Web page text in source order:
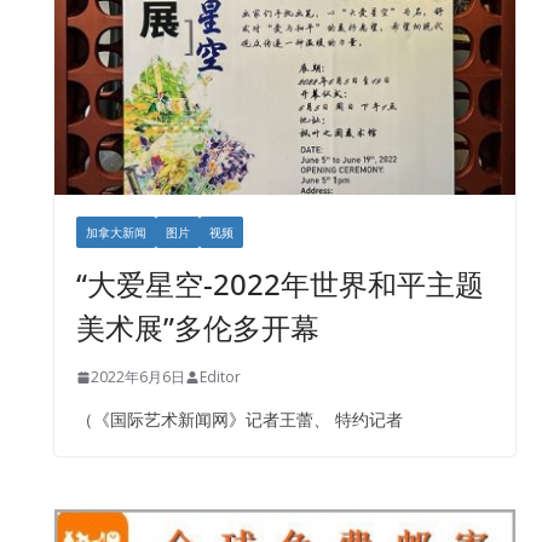
加拿大新闻 图片 视频
“大爱星空-2022年世界和平主题
美术展”多伦多开幕
2022年6月6日 Editor
（《国际艺术新闻网》记者王蕾、 特约记者